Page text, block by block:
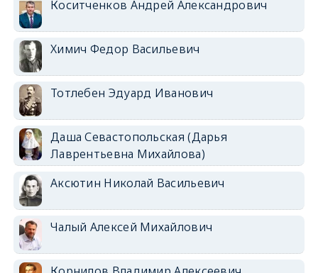
Коситченков Андрей Александрович
Химич Федор Васильевич
Тотлебен Эдуард Иванович
Даша Севастопольская (Дарья
Лаврентьевна Михайлова)
Аксютин Николай Васильевич
Чалый Алексей Михайлович